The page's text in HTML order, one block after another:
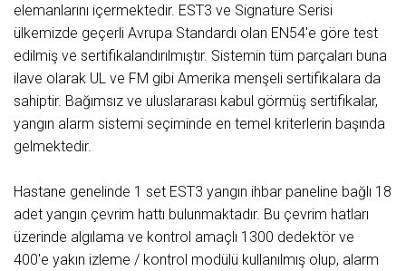
elemanlarını içermektedir. EST3 ve Signature Serisi
ülkemizde geçerli Avrupa Standardı olan EN54'e göre test
edilmiş ve sertifikalandırılmıştır. Sistemin tüm parçaları buna
ilave olarak UL ve FM gibi Amerika menşeli sertifikalara da
sahiptir. Bağımsız ve uluslararası kabul görmüş sertifikalar,
yangın alarm sistemi seçiminde en temel kriterlerin başında
gelmektedir.
Hastane genelinde 1 set EST3 yangın ihbar paneline bağlı 18
adet yangın çevrim hattı bulunmaktadır. Bu çevrim hatları
üzerinde algılama ve kontrol amaçlı 1300 dedektör ve
400'e yakın izleme / kontrol modülü kullanılmış olup, alarm